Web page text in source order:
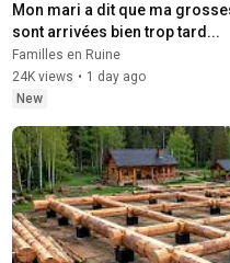
Mon mari a dit que ma
sont arrivées bien trop tard...
Familles en Ruine
24K views • 1 day ago
New